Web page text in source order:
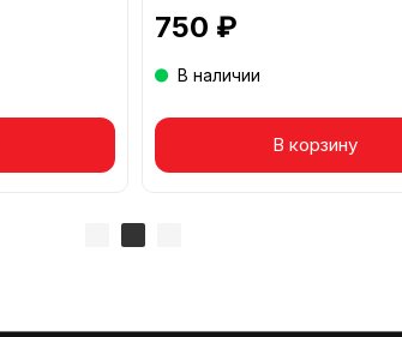
Товар в корзине
750 ₽
В наличии
В корзину